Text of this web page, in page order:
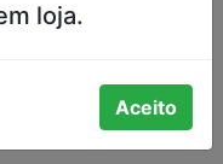
loja.
Aceito